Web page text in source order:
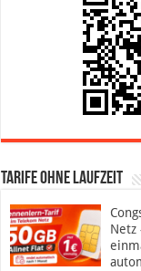
Tarife ohne Laufzeit
Netz